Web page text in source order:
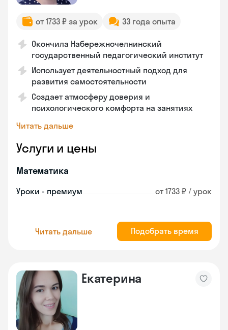
от 1733 ₽ за урок 33 года опыта
Окончила Набережночелнинский
государственный педагогический институт
Использует деятельностный подход для
развития самостоятельности
Создает атмосферу доверия и
психологического комфорта на занятиях
Читать дальше
Услуги и цены
Математика
Уроки - премиум от 1733 ₽ / урок
Читать дальше Подобрать время
Екатерина